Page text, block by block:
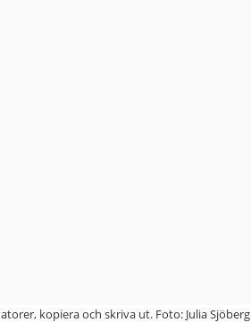
kopiera och skriva ut. Foto: Julia Sjöberg